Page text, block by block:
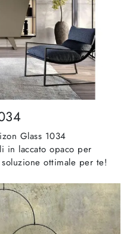
Glass 1034
in laccato opaco per
ottimale per te!